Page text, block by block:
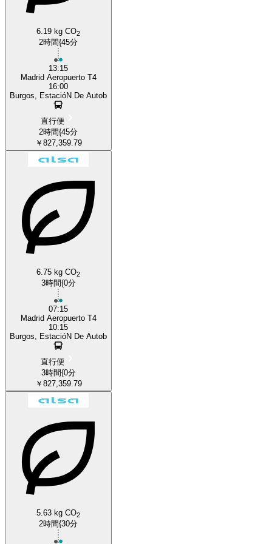
6.19 kg CO2
2時間{45分
13:15
Madrid Aeropuerto T4
16:00
Burgos, EstacióN De Autob
直行便
2時間{45分
￥827,359.79
6.75 kg CO2
3時間{0分
07:15
Madrid Aeropuerto T4
10:15
Burgos, EstacióN De Autob
直行便
3時間{0分
￥827,359.79
5.63 kg CO2
2時間{30分